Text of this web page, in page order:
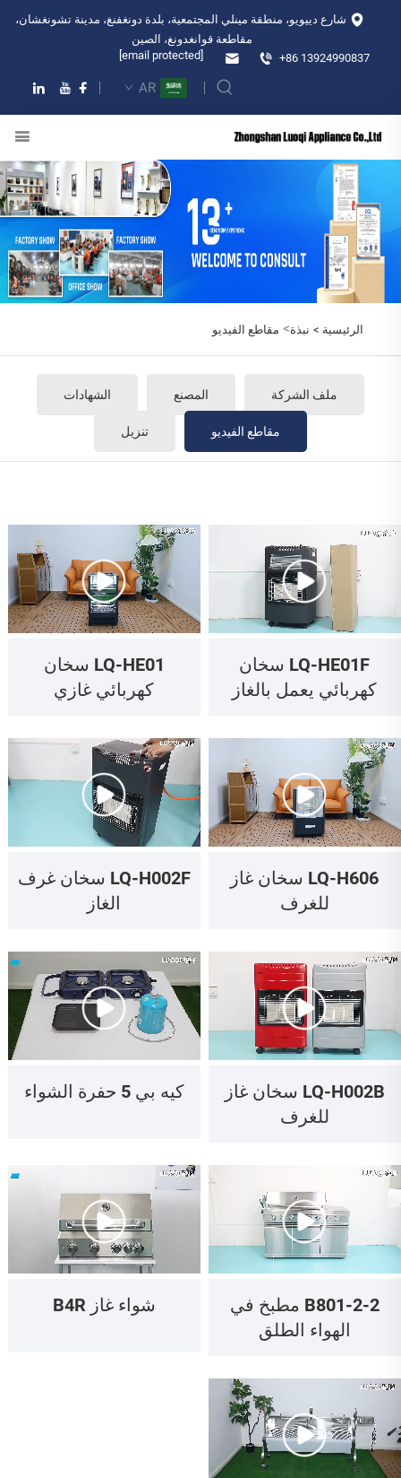
شارع دييويو، منطقة مينلي المجتمعية، بلدة دونغفنغ، مدينة تشونغشان،
مقاطعة قوانغدونغ، الصين
+86 13924990837
AR
الرئيسية > نبذة> مقاطع الفيديو
ملف الشركة المصنع الشهادات
مقاطع الفيديو تنزيل
LQ-HE01F سخان
كهربائي يعمل بالغاز
LQ-HE01 سخان
كهربائي غازي
LQ-H606 سخان غاز
للغرف
LQ-H002F سخان غرف
الغاز
LQ-H002B سخان غاز
للغرف
كيه بي 5 حفرة الشواء
B801-2-2 مطبخ في
الهواء الطلق
شواء غاز B4R